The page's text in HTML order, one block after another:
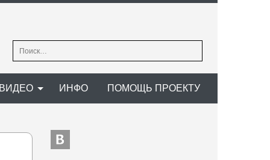
Найти:
ВИДЕО ИНФО ПОМОЩЬ ПРОЕКТУ